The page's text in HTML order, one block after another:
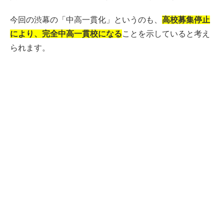
今回の渋幕の「中高一貫化」というのも、 高校募集停止
により、完全中高一貫校になることを示していると考え
られます。